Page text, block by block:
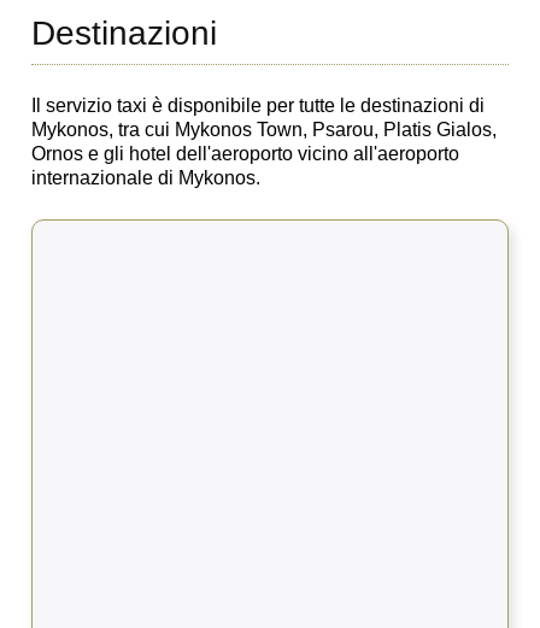
Destinazioni
Il servizio taxi è disponibile per tutte le destinazioni di
Mykonos, tra cui Mykonos Town, Psarou, Platis Gialos,
Ornos e gli hotel dell'aeroporto vicino all'aeroporto
internazionale di Mykonos.